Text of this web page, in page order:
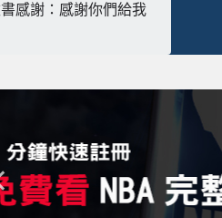
感謝：感謝你們給我